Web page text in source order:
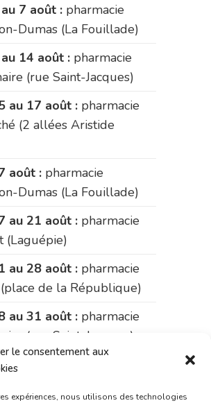
le consentement aux
expériences, nous utilisons des technologies
7 août : pharmacie
Dumas (La Fouillade)
14 août : pharmacie
(rue Saint-Jacques)
au 17 août : pharmacie
(2 allées Aristide
août : pharmacie
Dumas (La Fouillade)
au 21 août : pharmacie
(Laguépie)
au 28 août : pharmacie
de la République)
au 31 août : pharmacie
(rue Saint-Jacques)
août au 4 septembre :